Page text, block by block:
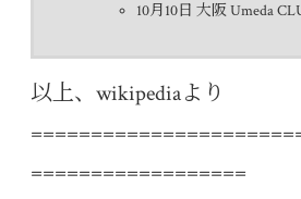
10月10日 大阪 Umeda
以上、wikipediaより
==================